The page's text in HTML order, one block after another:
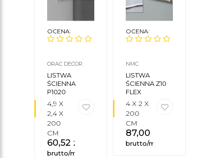
OCENA:
ORAC DECOR
LISTWA
ŚCIENNA
P1020
4,9 X
2,4 X
200
CM
60,52 zł
brutto/mb
OCENA:
NMC
LISTWA
ŚCIENNA Z10
FLEX
4 X 2 X
200
CM
87,00
brutto/mb